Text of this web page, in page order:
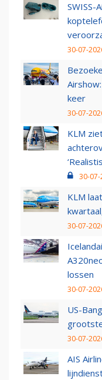
SWISS-
30-07-
keer
30-07-
KLM
30-07-
KLM
30-07-
lossen
30-07-
US-
30-07-
AIS